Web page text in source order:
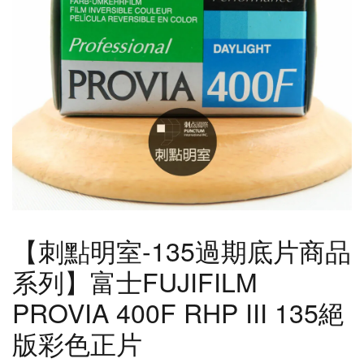
【刺點明室-135過期底片商品
系列】富士FUJIFILM
PROVIA 400F RHP III 135絕
版彩色正片